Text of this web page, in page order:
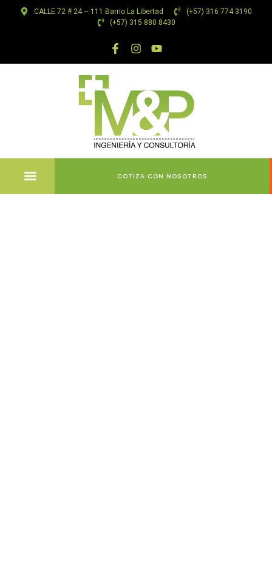
CALLE 72 # 24 – 111 Barrio La Libertad
(+57) 316 774 3190
(+57) 315 880 8430
COTIZA CON NOSOTROS